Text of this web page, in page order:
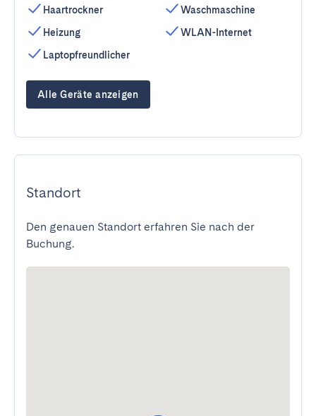
Haartrockner
Heizung
Laptopfreundlicher
Waschmaschine
WLAN-Internet
Alle Geräte anzeigen
Standort
Den genauen Standort erfahren Sie nach der
Buchung.